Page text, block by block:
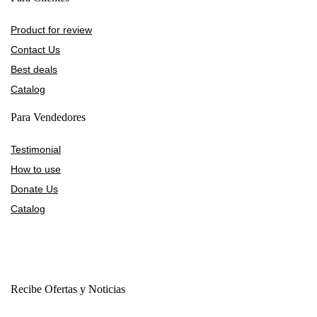
Product for review
Contact Us
Best deals
Catalog
Para Vendedores
Testimonial
How to use
Donate Us
Catalog
Recibe Ofertas y Noticias